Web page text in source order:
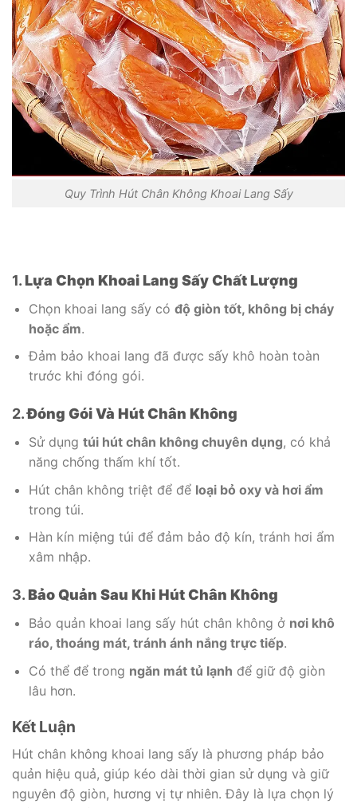
Quy Trình Hút Chân Không Khoai Lang Sấy
1.Lựa Chọn Khoai Lang Sấy Chất Lượng
Chọn khoai lang sấy có độ giòn tốt, không bị cháy
hoặc ẩm.
Đảm bảo khoai lang đã được sấy khô hoàn toàn
trước khi đóng gói.
2.Đóng Gói Và Hút Chân Không
Sử dụng túi hút chân không chuyên dụng, có khả
năng chống thấm khí tốt.
Hút chân không triệt để để loại bỏ oxy và hơi ẩm
trong túi.
Hàn kín miệng túi để đảm bảo độ kín, tránh hơi ẩm
xâm nhập.
3.Bảo Quản Sau Khi Hút Chân Không
Bảo quản khoai lang sấy hút chân không ở nơi khô
ráo, thoáng mát, tránh ánh nắng trực tiếp.
Có thể để trong ngăn mát tủ lạnh để giữ độ giòn
lâu hơn.
Kết Luận
Hút chân không khoai lang sấy là phương pháp bảo
quản hiệu quả, giúp kéo dài thời gian sử dụng và giữ
nguyên độ giòn, hương vị tự nhiên. Đây là lựa chọn lý